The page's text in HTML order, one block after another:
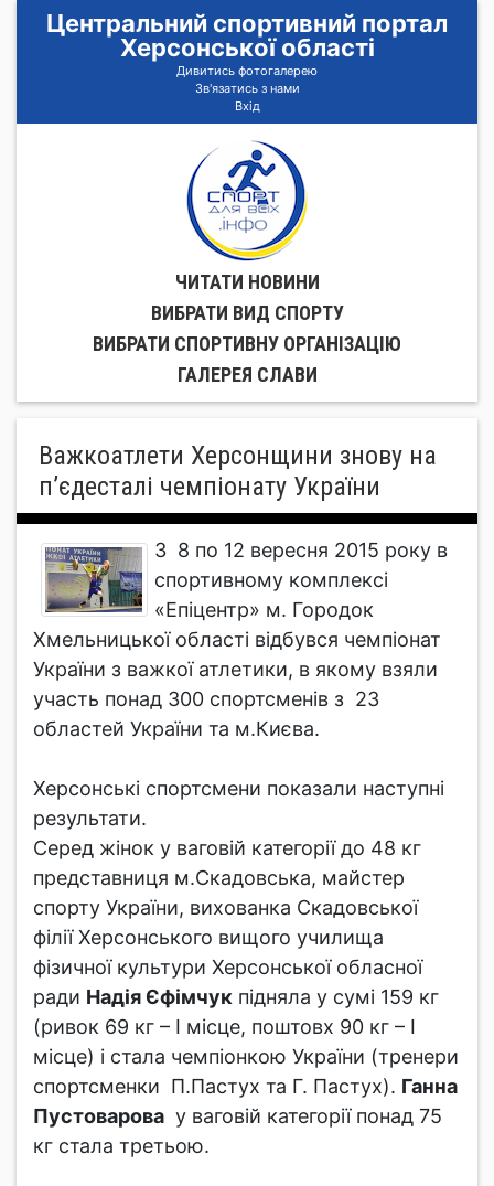
Центральний спортивний портал
Херсонської області
Дивитись фотогалерею
Зв'язатись з нами
Вхід
ЧИТАТИ НОВИНИ
ВИБРАТИ ВИД СПОРТУ
ВИБРАТИ СПОРТИВНУ ОРГАНIЗАЦIЮ
ГАЛЕРЕЯ СЛАВИ
Важкоатлети Херсонщини знову на
п’єдесталі чемпіонату України
З 8 по 12 вересня 2015 року в
спортивному комплексі
«Епіцентр» м. Городок
Хмельницької області відбувся чемпіонат
України з важкої атлетики, в якому взяли
участь понад 300 спортсменів з 23
областей України та м.Києва.
Херсонські спортсмени показали наступні
результати.
Серед жінок у ваговій категорії до 48 кг
представниця м.Скадовська, майстер
спорту України, вихованка Скадовської
філії Херсонського вищого училища
фізичної культури Херсонської обласної
ради Надія Єфімчук підняла у сумі 159 кг
(ривок 69 кг – І місце, поштовх 90 кг – І
місце) і стала чемпіонкою України (тренери
спортсменки П.Пастух та Г. Пастух). Ганна
Пустоварова у ваговій категорії понад 75
кг стала третьою.